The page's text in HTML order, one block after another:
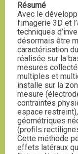
Résumé
Avec le
l’imagerie 3D et
techniques
désormais être
caractérisation
réalisée sur la
mesures
multiples et
installe sur la
mesure
contraintes
espace
géométriques
(profils
Cette méthode
effets latéraux